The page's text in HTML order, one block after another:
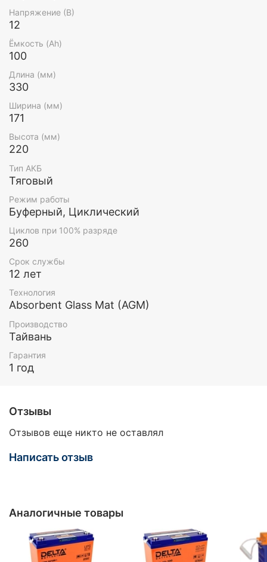
Напряжение (В)
12
Ёмкость (Ah)
100
Длина (мм)
330
Ширина (мм)
171
Высота (мм)
220
Тип АКБ
Тяговый
Режим работы
Буферный, Циклический
Циклов при 100% разряде
260
Срок службы
12 лет
Технология
Absorbent Glass Mat (AGM)
Производство
Тайвань
Гарантия
1 год
Отзывы
Отзывов еще никто не оставлял
Написать отзыв
Аналогичные товары